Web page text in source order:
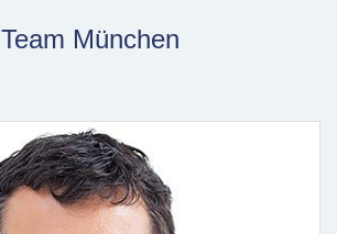
Team München